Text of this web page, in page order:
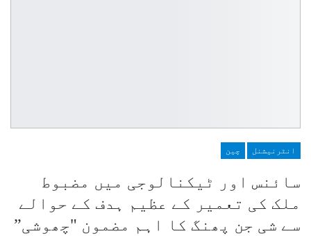
انٹرنیشنل چین
سائنس اور ٹیکنالوجی میں مضبوط
ملک کی تعمیر کے عظیم ہدف کے حوالے
سے شی جن پھنگ کا اہم مضمون "چھوشی”